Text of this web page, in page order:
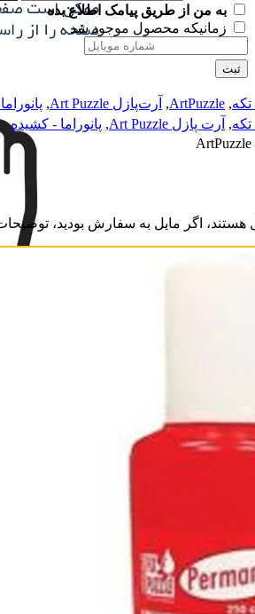
به من از طریق پیامک اطلاع بده
زمانیکه محصول موجود شد
ثبت
,
ArtPuzzle
, آرت‌پازل Art Puzzle ,
, آرت پازل Art Puzzle , پانوراما - کشیده
ArtPuzzle
اگر مایل به سفارش بودید،